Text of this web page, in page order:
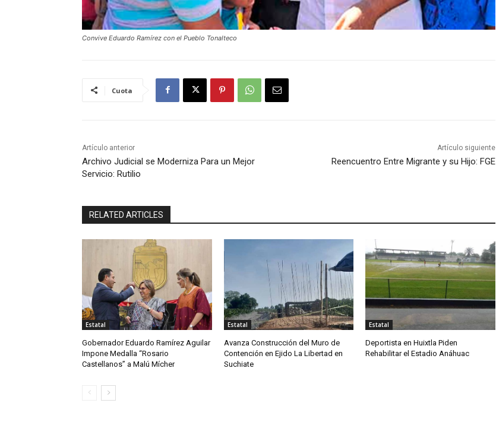
Convive Eduardo Ramírez con el Pueblo Tonalteco
Cuota
Artículo anterior
Archivo Judicial se Moderniza Para un Mejor
Servicio: Rutilio
Artículo siguiente
Reencuentro Entre Migrante y su Hijo: FGE
RELATED ARTICLES
Estatal
Gobernador Eduardo Ramírez Aguilar
Impone Medalla “Rosario
Castellanos” a Malú Mícher
Estatal
Avanza Construcción del Muro de
Contención en Ejido La Libertad en
Suchiate
Estatal
Deportista en Huixtla Piden
Rehabilitar el Estadio Anáhuac